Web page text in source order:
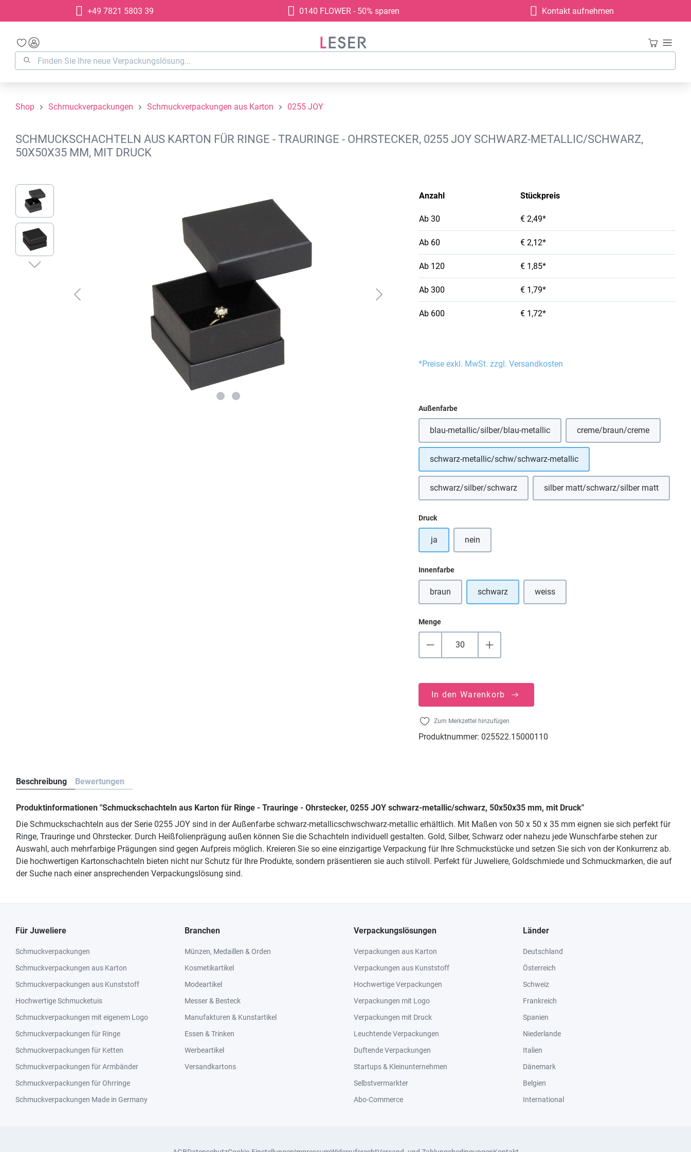
Zur Hauptnavigation springen
+49 7821 5803 39 0140 FLOWER - 50% sparen Kontakt aufnehmen
Shop Schmuckverpackungen Schmuckverpackungen aus Karton 0255 JOY
SCHMUCKSCHACHTELN AUS KARTON FÜR RINGE - TRAURINGE - OHRSTECKER, 0255 JOY SCHWARZ-METALLIC/SCHWARZ,
50X50X35 MM, MIT DRUCK
Bildergalerie überspringen
Anzahl Stückpreis
Ab 30 € 2,49*
Ab 60 € 2,12*
Ab 120 € 1,85*
Ab 300 € 1,79*
Ab 600 € 1,72*
*Preise exkl. MwSt. zzgl. Versandkosten
Außenfarbeauswählen
blau-metallic/silber/blau-metallic(Diese Option ist zurzeit nicht verfügbar.)
creme/braun/creme(Diese Option ist zurzeit
schwarz-metallic/schw/schwarz-metallic
schwarz/silber/schwarz silber matt/schwarz/silber matt
Druckauswählen
ja nein
Innenfarbeauswählen
braun(Diese Option ist zurzeit nicht verfügbar.)
schwarz weiss(Diese Option ist zurzeit nicht verfügbar.)
Menge
In den Warenkorb
Zum Merkzettel hinzufügen
Produktnummer: 025522.15000110
Beschreibung Bewertungen
Produktinformationen "Schmuckschachteln aus Karton für Ringe - Trauringe - Ohrstecker, 0255 JOY schwarz-metallic/schwarz, 50x50x35 mm, mit Druck"
Die Schmuckschachteln aus der Serie 0255 JOY sind in der Außenfarbe schwarz-metallicschwschwarz-metallic erhältlich. Mit Maßen von 50 x 50 x 35 mm eignen sie sich perfekt für
Ringe, Trauringe und Ohrstecker. Durch Heißfolienprägung außen können Sie die Schachteln individuell gestalten. Gold, Silber, Schwarz oder nahezu jede Wunschfarbe stehen zur
Auswahl, auch mehrfarbige Prägungen sind gegen Aufpreis möglich. Kreieren Sie so eine einzigartige Verpackung für Ihre Schmuckstücke und setzen Sie sich von der Konkurrenz ab.
Die hochwertigen Kartonschachteln bieten nicht nur Schutz für Ihre Produkte, sondern präsentieren sie auch stilvoll. Perfekt für Juweliere, Goldschmiede und Schmuckmarken, die auf
der Suche nach einer ansprechenden Verpackungslösung sind.
Für Juweliere
Schmuckverpackungen
Schmuckverpackungen aus Karton
Schmuckverpackungen aus Kunststoff
Hochwertige Schmucketuis
Schmuckverpackungen mit eigenem Logo
Schmuckverpackungen für Ringe
Schmuckverpackungen für Ketten
Schmuckverpackungen für Armbänder
Schmuckverpackungen für Ohrringe
Schmuckverpackungen Made in Germany
Branchen
Münzen, Medaillen & Orden
Kosmetikartikel
Modeartikel
Messer & Besteck
Manufakturen & Kunstartikel
Essen & Trinken
Werbeartikel
Versandkartons
Verpackungslösungen
Verpackungen aus Karton
Verpackungen aus Kunststoff
Hochwertige Verpackungen
Verpackungen mit Logo
Verpackungen mit Druck
Leuchtende Verpackungen
Duftende Verpackungen
Startups & Kleinunternehmen
Selbstvermarkter
Abo-Commerce
Länder
Deutschland
Österreich
Schweiz
Frankreich
Spanien
Niederlande
Italien
Dänemark
Belgien
International